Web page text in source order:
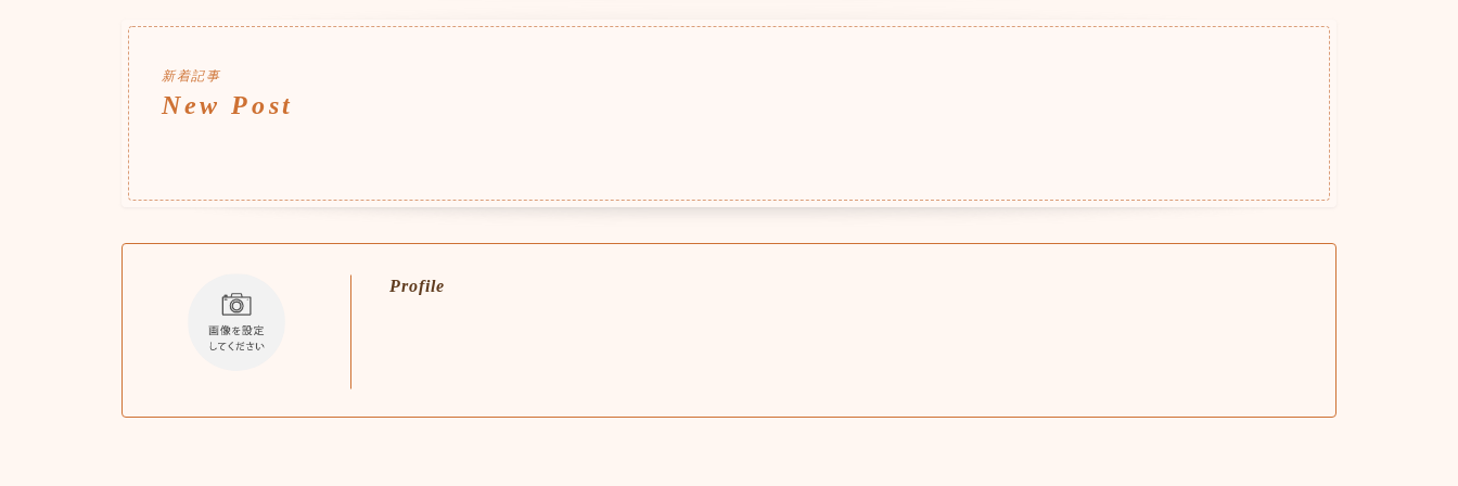
新着記事
New Post
Profile